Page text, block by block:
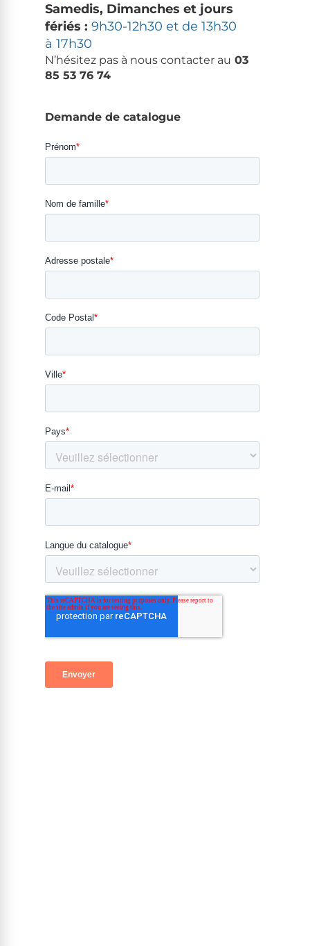
Samedis, Dimanch­es et jours
fériés : 9h30-12h30 et de 13h30
à 17h30
N’hésitez pas à nous con­tac­ter au 03
85 53 76 74
Demande de catalogue